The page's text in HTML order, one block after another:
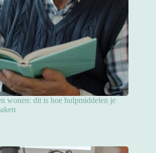
wonen: dit is hoe hulpmiddelen je